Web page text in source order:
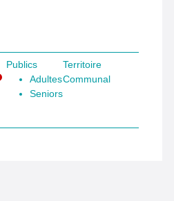
Publics
Adultes
Seniors
Territoire
Communal